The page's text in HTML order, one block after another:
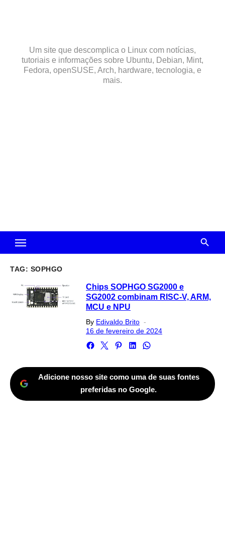
Um site que descomplica o Linux com notícias,
tutoriais e informações sobre Ubuntu, Debian, Mint,
Fedora, openSUSE, Arch, hardware, tecnologia, e
mais.
TAG: SOPHGO
Chips SOPHGO SG2000 e
SG2002 combinam RISC-V, ARM,
MCU e NPU
By Edivaldo Brito
on
16 de fevereiro de 2024
Adicione nosso site como uma de suas fontes
preferidas no Google.